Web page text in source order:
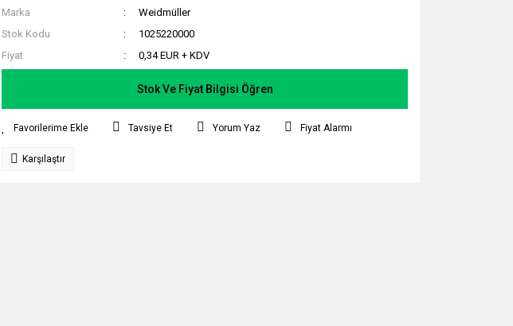
Marka
Weidmüller
Stok Kodu
1025220000
Fiyat
0,34 EUR + KDV
Stok Ve Fiyat Bilgisi Öğren
Tavsiye Et Yorum Yaz Fiyat Alarmı
Karşılaştır